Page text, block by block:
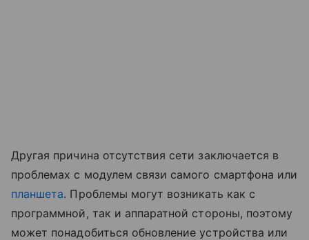
Другая причина отсутствия сети заключается в
проблемах с модулем связи самого смартфона или
планшета. Проблемы могут возникать как с
программной, так и аппаратной стороны, поэтому
может понадобиться обновление устройства или